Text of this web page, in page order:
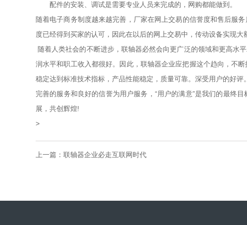
配件的安装、调试是需要专业人员来完成的，网购都能做到。
随着电子商务制度越来越完善，厂家在网上交易的信誉度和售后服
度已经得到买家的认可，因此在以后的网上交易中，传动设备实现大
随着人类社会的不断进步，联轴器必然会向更广泛的领域和更高水
润水平和职工收入都很好。因此，联轴器企业应把握这个趋向，不
稳定达到标准技术指标，产品性能稳定，质量可靠。深受用户的好
完善的服务和良好的信誉为用户服务，“用户的满意”是我们的最终
展，共创辉煌!
>
上一篇： 联轴器企业必走互联网时代